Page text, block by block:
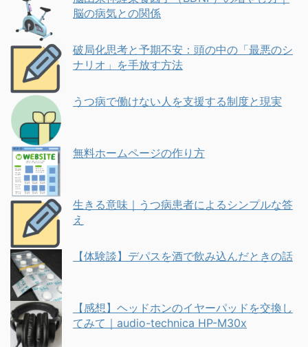
脳の病気との関係
破局化思考と予期不安：頭の中の「最悪のシ
ナリオ」を手放す方法
うつ病で働けない人を支援する制度と現実
無料ホームページの作り方
生きる意味｜うつ病患者によるシンプルな答
え
【体験談】デパスを酒で飲み込んだときの話
【感想】ヘッドホンのイヤーパッドを交換し
てみて｜audio-technica HP-M30x